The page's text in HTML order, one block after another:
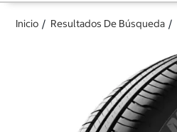
Inicio Resultados De Búsqueda